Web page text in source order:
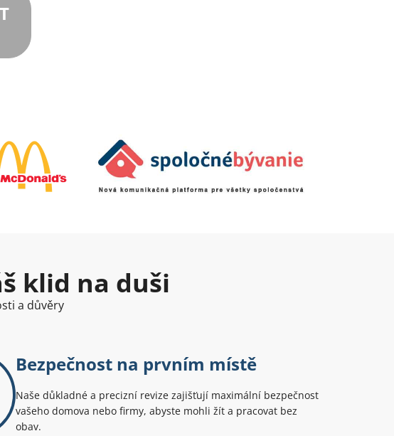
klid na duši
a důvěry
Bezpečnost na prvním místě
Naše důkladné a precizní revize zajišťují maximální bezpečnost
vašeho domova nebo firmy, abyste mohli žít a pracovat bez
obav.